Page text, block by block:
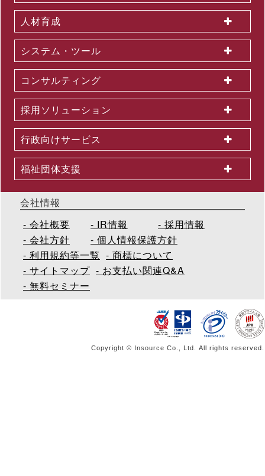
人材育成
システム・ツール
コンサルティング
採用ソリューション
行政向けサービス
福祉団体支援
会社情報
会社概要
IR情報
採用情報
会社方針
個人情報保護方針
利用規約等一覧
商標について
サイトマップ
お支払い関連Q&A
無料セミナー
Copyright © Insource Co., Ltd. All rights reserved.